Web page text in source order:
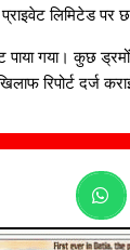
लिमिटेड पर
गया। कुछ
रिपोर्ट दर्ज